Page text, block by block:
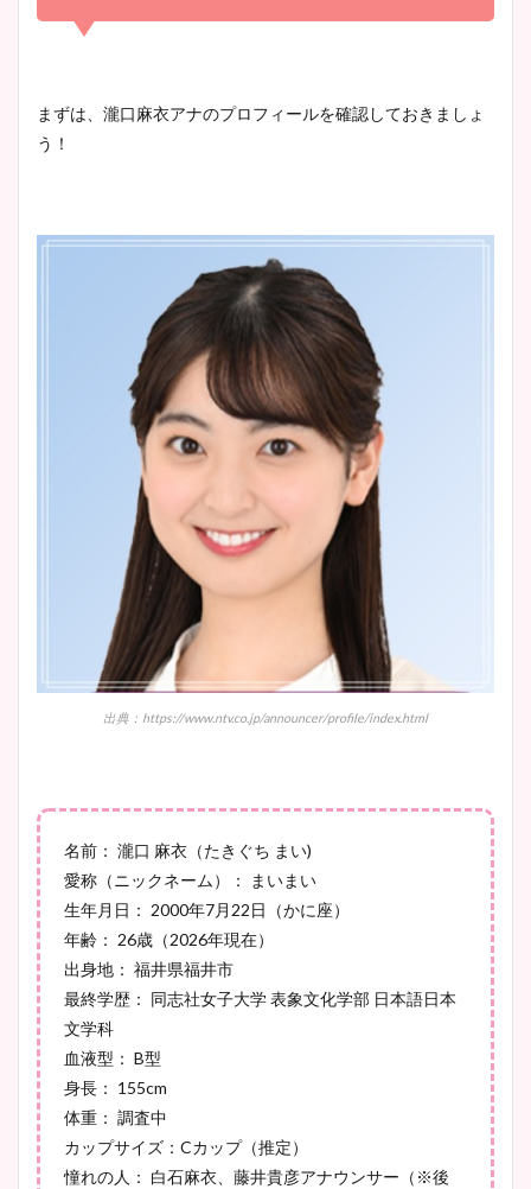
清水麻椰アナのかわいい画
大家彩香アナのかわいいカッ
プ画像まとめ！同期や実家に
wikiプロフも！
安藤萌々アナのカップ画像や
ニット衣装まとめ！美足の筋
肉も凄い！
鈴木唯の太ってた時の体重が
ヤバすぎww原因や痩せたダ
イエット方は？昔と現在を画
像比較！
とめ！美脚や水着姿に年齢も
宇賀神メグアナのニット画像
まとめ！足も美脚でカップも
凄い！
池谷実悠アナのメガネ画像が
かわいい！カップや水着姿も
まとめた！
まずは、瀧口麻衣アナのプロフィールを確認しておきましょ
う！
出典：https://www.ntv.co.jp/announcer/profile/index.html
名前： 瀧口 麻衣（たきぐち まい)
愛称（ニックネーム）： まいまい
生年月日： 2000年7月22日（かに座）
年齢： 26歳（2026年現在）
出身地： 福井県福井市
最終学歴： 同志社女子大学 表象文化学部 日本語日本
文学科
血液型： B型
身長： 155cm
体重： 調査中
カップサイズ：Cカップ（推定）
憧れの人： 白石麻衣、藤井貴彦アナウンサー（※後